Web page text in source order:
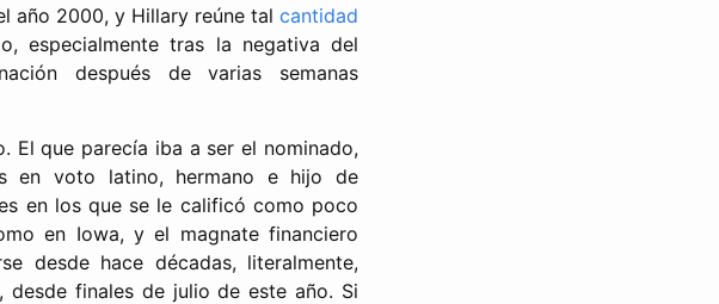
año 2000, y Hillary reúne tal cantidad
especialmente tras la negativa del
después de varias semanas
El que parecía iba a ser el nominado,
en voto latino, hermano e hijo de
en los que se le calificó como poco
en Iowa, y el magnate financiero
desde hace décadas, literalmente,
desde finales de julio de este año. Si